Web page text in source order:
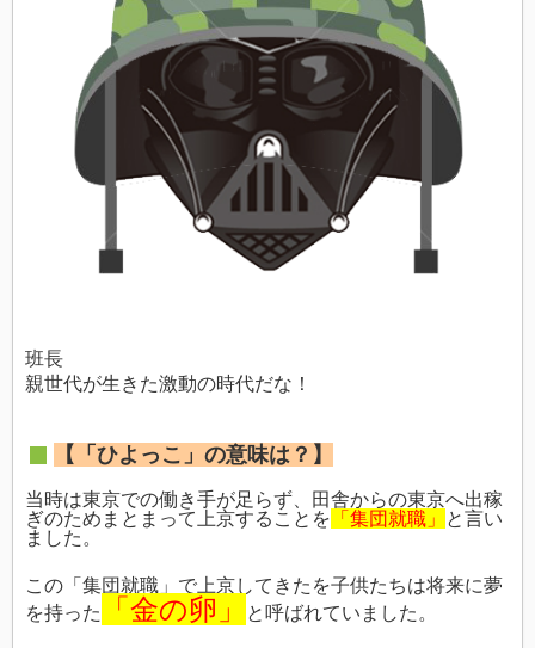
班長
親世代が生きた激動の時代だな！
【「ひよっこ」の意味は？】
当時は東京での働き手が足らず、田舎からの東京へ出稼
ぎのためまとまって上京することを 「集団就職」
と言い
ました。
この「集団就職」で上京してきたを子供たちは将来に夢
を持った
「金の卵」 と呼ばれていました。